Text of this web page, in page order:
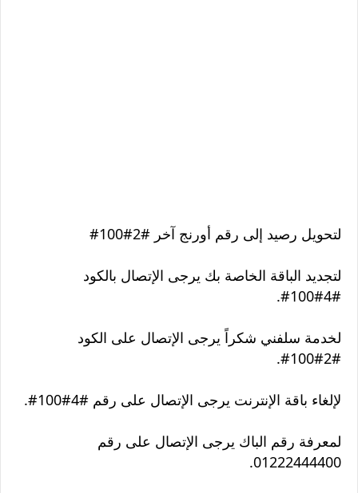
لتحويل رصيد إلى رقم أورنج آخر #2#100#
لتجديد الباقة الخاصة بك يرجى الإتصال بالكود
#4#100#.
لخدمة سلفني شكراً يرجى الإتصال على الكود
#2#100#.
لإلغاء باقة الإنترنت يرجى الإتصال على رقم #4#100#.
لمعرفة رقم الباك يرجى الإتصال على رقم
01222444400.